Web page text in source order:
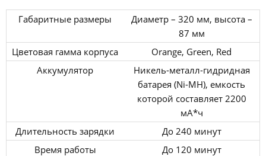
Габаритные размеры
Диаметр – 320 мм, высота –
87 мм
Цветовая гамма корпуса
Orange, Green, Red
Аккумулятор
Никель-металл-гидридная
батарея (Ni-MH), емкость
которой составляет 2200
мА*ч
Длительность зарядки
До 240 минут
Время работы
До 120 минут